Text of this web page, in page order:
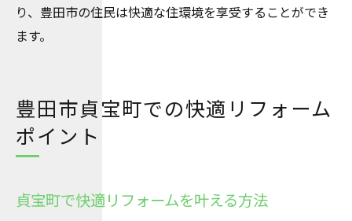
り、豊田市の住民は快適な住環境を享受することができ
ます。
豊田市貞宝町での快適リフォーム
ポイント
貞宝町で快適リフォームを叶える方法